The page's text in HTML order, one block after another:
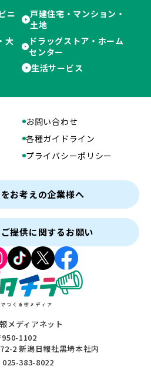
ニ
戸建住宅・マンション・
土地
大
ドラッグストア・ホーム
センター
生活サービス
メディアネット
950-1102
2 新潟日報社黒埼本社内
025-383-8022
お問い合わせ
各種ガイドライン
プライバシーポリシー
お考えの企業様へ
提供に関するお願い